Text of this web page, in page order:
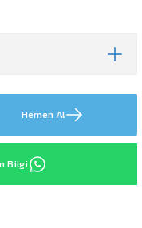
Hemen Al
Bilgi